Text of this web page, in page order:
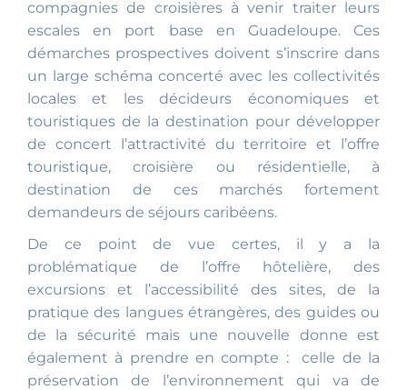
compagnies de croisières à venir traiter leurs
escales en port base en Guadeloupe. Ces
démarches prospectives doivent s’inscrire dans
un large schéma concerté avec les collectivités
locales et les décideurs économiques et
touristiques de la destination pour développer
de concert l’attractivité du territoire et l’offre
touristique, croisière ou résidentielle, à
destination de ces marchés fortement
demandeurs de séjours caribéens.
De ce point de vue certes, il y a la
problématique de l’offre hôtelière, des
excursions et l’accessibilité des sites, de la
pratique des langues étrangères, des guides ou
de la sécurité mais une nouvelle donne est
également à prendre en compte : celle de la
préservation de l’environnement qui va de